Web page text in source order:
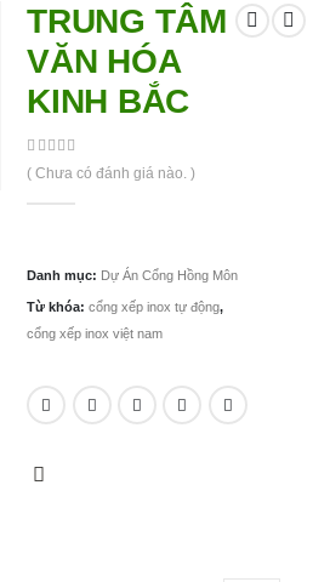
TRUNG TÂM
VĂN HÓA
KINH BẮC
0 out of 5
( Chưa có đánh giá nào. )
Danh mục: Dự Án Cổng Hồng Môn
Từ khóa:cổng xếp inox tự động,
cổng xếp inox việt nam